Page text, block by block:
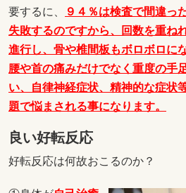
要するに、
９４％は検査で間違っ
失敗するのですから、回数を重ね
進行し、骨や椎間板もボロボロに
腰や首の痛みだけでなく重度の手
い、自律神経症状、精神的な症状
題で悩まされる事になります。
良い好転反応
好転反応は何故おこるのか？